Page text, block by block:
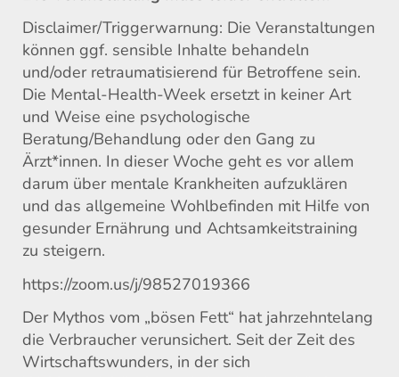
Disclaimer/Triggerwarnung: Die Veranstaltungen
können ggf. sensible Inhalte behandeln
und/oder retraumatisierend für Betroffene sein.
Die Mental-Health-Week ersetzt in keiner Art
und Weise eine psychologische
Beratung/Behandlung oder den Gang zu
Ärzt*innen. In dieser Woche geht es vor allem
darum über mentale Krankheiten aufzuklären
und das allgemeine Wohlbefinden mit Hilfe von
gesunder Ernährung und Achtsamkeitstraining
zu steigern.
https://zoom.us/j/98527019366
Der Mythos vom „bösen Fett“ hat jahrzehntelang
die Verbraucher verunsichert. Seit der Zeit des
Wirtschaftswunders, in der sich